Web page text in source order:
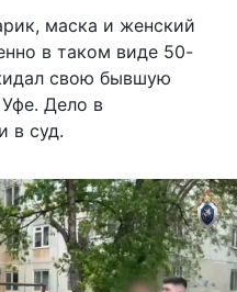
маска и женский
в таком виде 50-
свою бывшую
Дело в
в суд.